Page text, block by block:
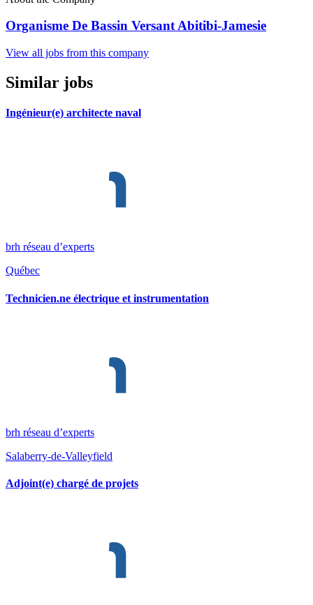
Organisme De Bassin Versant Abitibi-Jamesie
View all jobs from this company
Similar jobs
Ingénieur(e) architecte naval
brh réseau d’experts
Québec
Technicien.ne électrique et instrumentation
brh réseau d’experts
Salaberry-de-Valleyfield
Adjoint(e) chargé de projets